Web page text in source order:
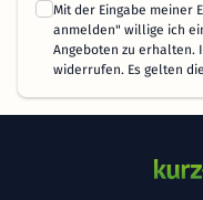
Mit der Eingabe meiner
anmelden" willige ich
Angeboten zu erhalten.
widerrufen. Es gelten